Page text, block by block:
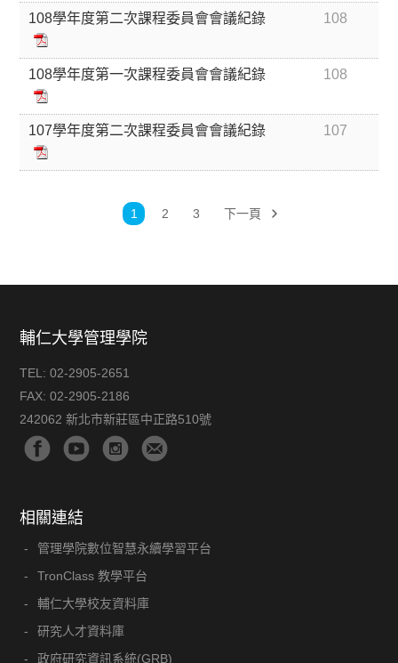
108學年度第二次課程委員會會議紀錄 108
108學年度第一次課程委員會會議紀錄 108
107學年度第二次課程委員會會議紀錄 107
1 2 3 下一頁
輔仁大學管理學院
TEL:02-2905-2651
FAX:02-2905-2186
242062 新北市新莊區中正路510號
相關連結
管理學院數位智慧永續學習平台
TronClass 教學平台
輔仁大學校友資料庫
研究人才資料庫
政府研究資訊系統(GRB)